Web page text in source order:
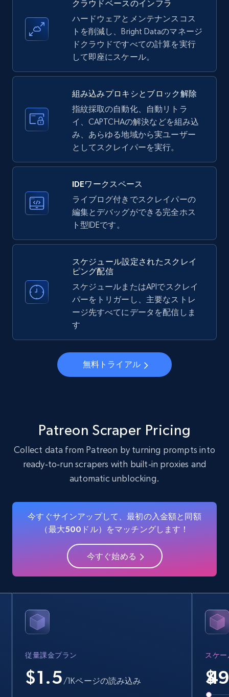
Amazon products - find products by using
upc numbers
Title, Seller name, Brand, Description, Initial
price, Currency, Availability, Reviews count, and
LinkedIn company information
ID, Name, Country code, Locations, Followers,
more.
33.6K+ 3.5K+ 無料トライアル
Instagram - Profiles
Account, Fbid, ID, Followers, Posts count, Is
business account, Is professional account, Is
verified, and more.
3.5K+ 無料トライアル
Instagram - Profiles - Collect profile
information by user name
Industries, Operating status, and more.
1.6K+ 無料トライアル
Searching data by keyword
Name, URL, ID, Cb rank, Region, About,
Industries, Operating status, and more.
クラウドベースのインフラ
ハードウェアとメンテナンスコス
トを削減し、Bright Dataのマネージ
ドクラウドですべての計算を実行
して即座にスケール。
組み込みプロキシとブロック解除
指紋採取の自動化、自動リトラ
イ、CAPTCHAの解決などを組み込
み、あらゆる地域から実ユーザー
としてスクレイパーを実行。
IDEワークスペース
ライブログ付きでスクレイパーの
編集とデバッグができる完全ホス
ト型IDEです。
スケジュール設定されたスクレイ
ピング配信
スケジュールまたはAPIでスクレイ
パーをトリガーし、主要なストレ
ージ先すべてにデータを配信しま
す
無料トライアル
Patreon Scraper Pricing
Collect data from Patreon by turning prompts into
ready‑to‑run scrapers with built‑in proxies and
automatic unblocking.
今すぐサインアップして、最初の入金額と同額
（最大500ドル）をマッチングします！
今すぐ始める
従量課金プラン
$1.5 /1Kページの読み込み
スケー
$